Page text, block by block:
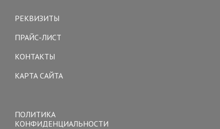
РЕКВИЗИТЫ
ПРАЙС-ЛИСТ
КОНТАКТЫ
КАРТА САЙТА
ПОЛИТИКА
КОНФИДЕНЦИАЛЬНОСТИ